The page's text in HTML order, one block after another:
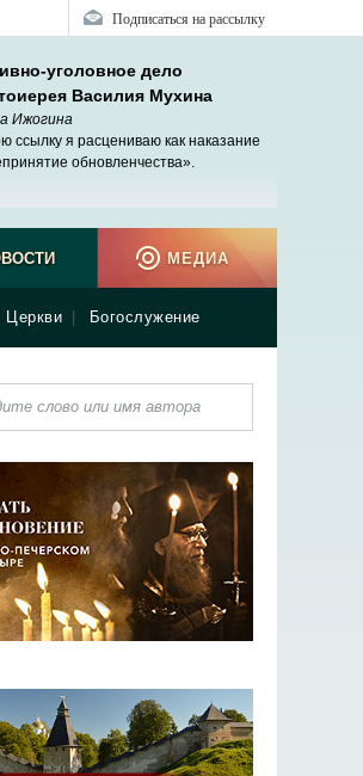
Подписаться на рассылку
уголовное дело
Василия Мухина
Ижогина
ссылку я расцениваю как наказание
обновленчества».
Церкви Богослужение
МЕДИА